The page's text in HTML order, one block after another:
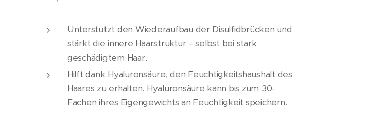
Unterstützt den Wiederaufbau der Disulfidbrücken und
stärkt die innere Haarstruktur – selbst bei stark
geschädigtem Haar.
Hilft dank Hyaluronsäure, den Feuchtigkeitshaushalt des
Haares zu erhalten. Hyaluronsäure kann bis zum 30-
Fachen ihres Eigengewichts an Feuchtigkeit speichern.